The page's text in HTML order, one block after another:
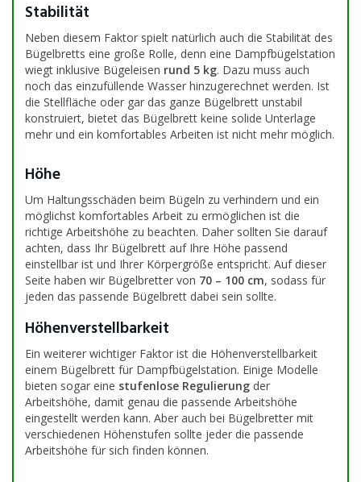
Stabilität
Neben diesem Faktor spielt natürlich auch die Stabilität des
Bügelbretts eine große Rolle, denn eine Dampfbügelstation
wiegt inklusive Bügeleisen rund 5 kg. Dazu muss auch
noch das einzufüllende Wasser hinzugerechnet werden. Ist
die Stellfläche oder gar das ganze Bügelbrett unstabil
konstruiert, bietet das Bügelbrett keine solide Unterlage
mehr und ein komfortables Arbeiten ist nicht mehr möglich.
Höhe
Um Haltungsschäden beim Bügeln zu verhindern und ein
möglichst komfortables Arbeit zu ermöglichen ist die
richtige Arbeitshöhe zu beachten. Daher sollten Sie darauf
achten, dass Ihr Bügelbrett auf Ihre Höhe passend
einstellbar ist und Ihrer Körpergröße entspricht. Auf dieser
Seite haben wir Bügelbretter von 70 – 100 cm, sodass für
jeden das passende Bügelbrett dabei sein sollte.
Höhenverstellbarkeit
Ein weiterer wichtiger Faktor ist die Höhenverstellbarkeit
einem Bügelbrett für Dampfbügelstation. Einige Modelle
bieten sogar eine stufenlose Regulierung der
Arbeitshöhe, damit genau die passende Arbeitshöhe
eingestellt werden kann. Aber auch bei Bügelbretter mit
verschiedenen Höhenstufen sollte jeder die passende
Arbeitshöhe für sich finden können.